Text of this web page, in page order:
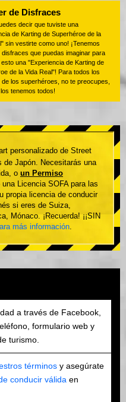
de Disfraces
decir que tuviste una
de Karting de Superhéroe de la
sin vestirte como uno! ¡Tenemos
disfraces que puedas imaginar para
una "Experiencia de Karting de
de la Vida Real"! Para todos los
los superhéroes, no te preocupes,
los tenemos todos!
personalizado de Street
de Japón. Necesitarás una
o un Permiso
una Licencia SOFA para las
propia licencia de conducir
si eres de Suiza,
Mónaco. ¡Recuerda! ¡¡SIN
más información.
a través de Facebook,
formulario web y
turismo.
términos y asegúrate
conducir válida en